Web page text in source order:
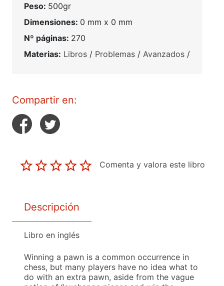
Peso: 500gr
Dimensiones: 0 mm x 0 mm
Nº páginas: 270
Materias: Libros / Problemas / Avanzados /
Compartir en:
Comenta y valora este libro
Descripción
Libro en inglés
Winning a pawn is a common occurrence in
chess, but many players have no idea what to
do with an extra pawn, aside from the vague